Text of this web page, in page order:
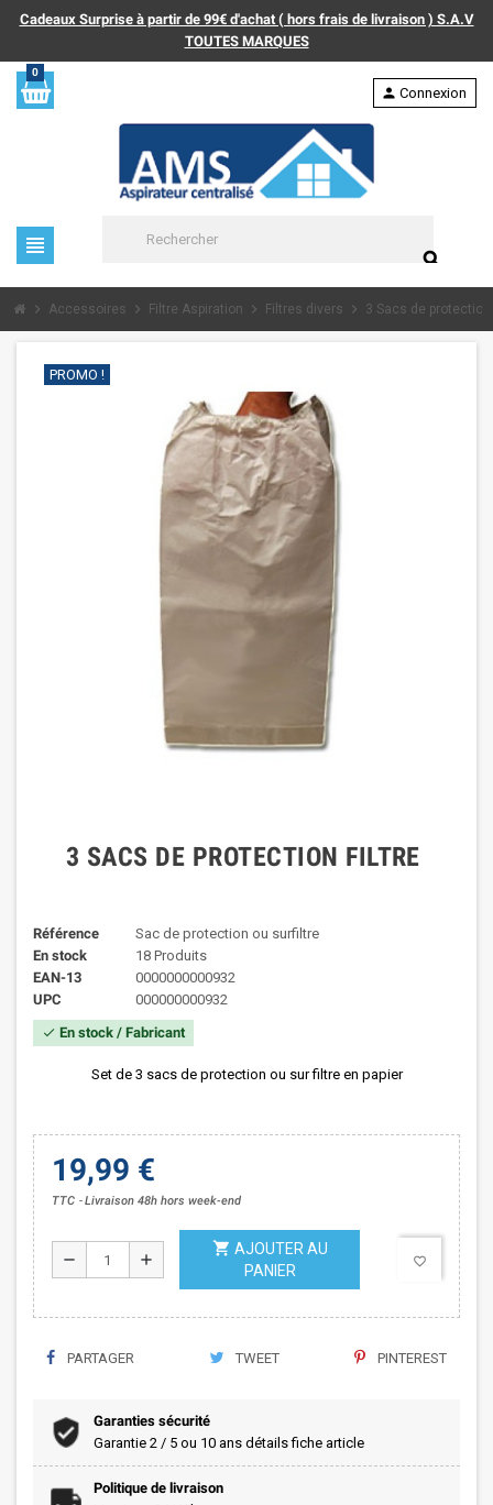
Cadeaux Surprise à partir de 99€ d'achat ( hors frais de livraison ) S.A.V
TOUTES MARQUES
0
view_headline
search
person Connexion
chevron_right Accessoires chevron_right Filtre Aspiration chevron_right Filtres divers chevron_right 3 Sacs de
PROMO !
3 SACS DE PROTECTION FILTRE
Référence
Sac de protection ou surfiltre
En stock
18 Produits
EAN-13
0000000000932
UPC
000000000932
check En stock / Fabricant
Set de 3 sacs de protection ou sur filtre en papier
19,99 €
TTC Livraison 48h hors week-end
remove add
shopping_cart AJOUTER AU
PANIER
favorite_border
PARTAGER TWEET PINTEREST
Garanties sécurité
Garantie 2 / 5 ou 10 ans détails fiche article
Politique de livraison